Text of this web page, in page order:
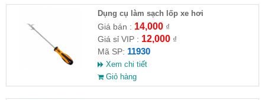
Dụng cụ làm sạch lốp xe hơi
Giá bán : 14,000₫
Giá sỉ VIP : 12,000₫
Mã SP: 11930
Xem chi tiết
Giỏ hàng